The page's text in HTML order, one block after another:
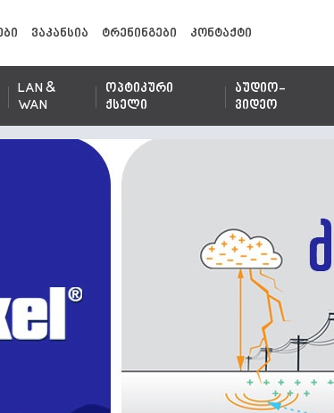
ვაკანსია ტრენინგები კონტაქტი
LAN &
WAN
ოპტიკური
ქსელი
აუდიო-
ვიდეო